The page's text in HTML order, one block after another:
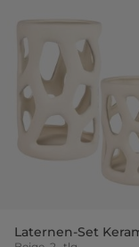
Laternen-Set